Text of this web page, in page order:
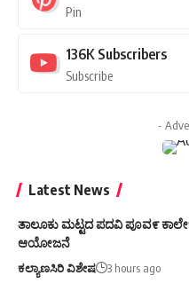
Pin
136K Subscribers
Subscribe
-
Latest News
ತಾಲೂಕು ಮಟ್ಟದ ಪದವಿ ಪೂವ೯
ಆಯೋಜನೆ
ಕಲ್ಯಾಣಸಿರಿ ವಿಶೇಷ 3 hours ago